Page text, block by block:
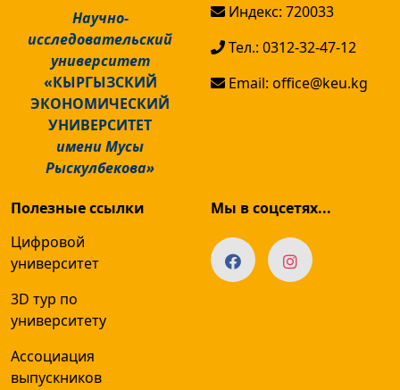
Научно-
исследовательский
университет
«КЫРГЫЗСКИЙ
ЭКОНОМИЧЕСКИЙ
УНИВЕРСИТЕТ
имени Мусы
Рыскулбекова»
Индекс: 720033
Тел.: 0312-32-47-12
Email: office@keu.kg
Полезные ссылки
Цифровой
университет
3D тур по
университету
Ассоциация
выпускников
Мы в соцсетях...